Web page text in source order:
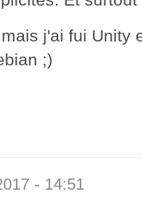
j'ai fui
;)
- 14:51